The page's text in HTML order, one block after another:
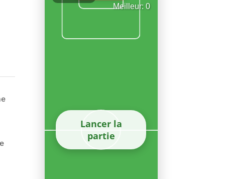
Meilleur: 0
Lancer la
partie